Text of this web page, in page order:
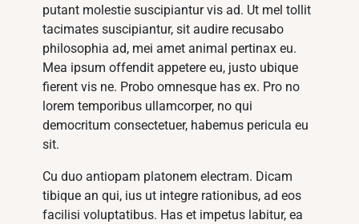
putant molestie suscipiantur vis ad. Ut mel tollit
tacimates suscipiantur, sit audire recusabo
philosophia ad, mei amet animal pertinax eu.
Mea ipsum offendit appetere eu, justo ubique
fierent vis ne. Probo omnesque has ex. Pro no
lorem temporibus ullamcorper, no qui
democritum consectetuer, habemus pericula eu
sit.
Cu duo antiopam platonem electram. Dicam
tibique an qui, ius ut integre rationibus, ad eos
facilisi voluptatibus. Has et impetus labitur, ea